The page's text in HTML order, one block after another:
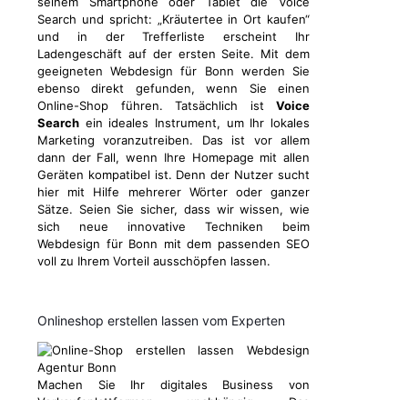
Search und spricht: „Kräutertee in Ort kaufen“
und in der Trefferliste erscheint Ihr
Ladengeschäft auf der ersten Seite. Mit dem
geeigneten Webdesign für Bonn werden Sie
ebenso direkt gefunden, wenn Sie einen
Online-Shop führen. Tatsächlich ist Voice
Search ein ideales Instrument, um Ihr lokales
Marketing voranzutreiben. Das ist vor allem
dann der Fall, wenn Ihre Homepage mit allen
Geräten kompatibel ist. Denn der Nutzer sucht
hier mit Hilfe mehrerer Wörter oder ganzer
Sätze. Seien Sie sicher, dass wir wissen, wie
sich neue innovative Techniken beim
Webdesign für Bonn mit dem passenden SEO
voll zu Ihrem Vorteil ausschöpfen lassen.
Onlineshop erstellen lassen vom Experten
Machen Sie Ihr digitales Business von